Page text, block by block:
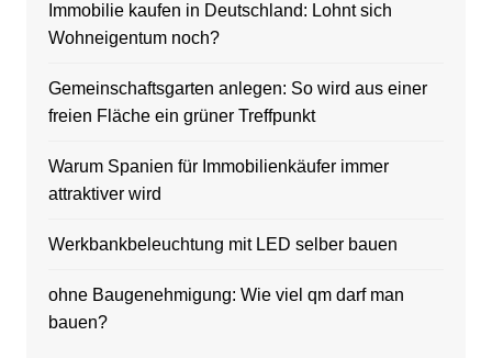
Immobilie kaufen in Deutschland: Lohnt sich
Wohneigentum noch?
Gemeinschaftsgarten anlegen: So wird aus einer
freien Fläche ein grüner Treffpunkt
Warum Spanien für Immobilienkäufer immer
attraktiver wird
Werkbankbeleuchtung mit LED selber bauen
ohne Baugenehmigung: Wie viel qm darf man
bauen?